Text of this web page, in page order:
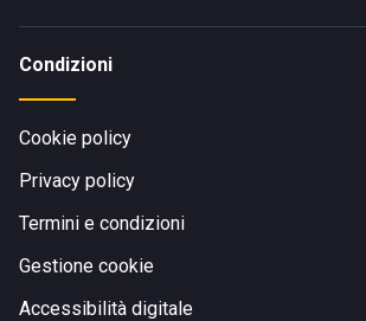
Condizioni
Cookie policy
Privacy policy
Termini e condizioni
Gestione cookie
Accessibilità digitale